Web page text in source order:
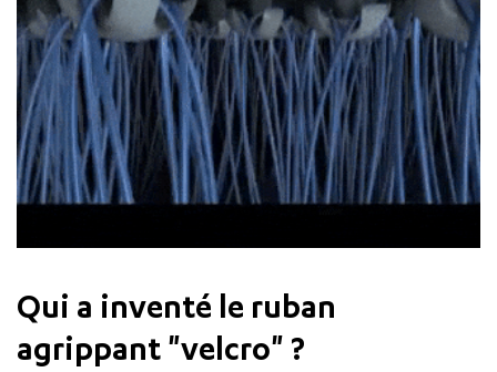
Qui a inventé le ruban
agrippant "velcro" ?